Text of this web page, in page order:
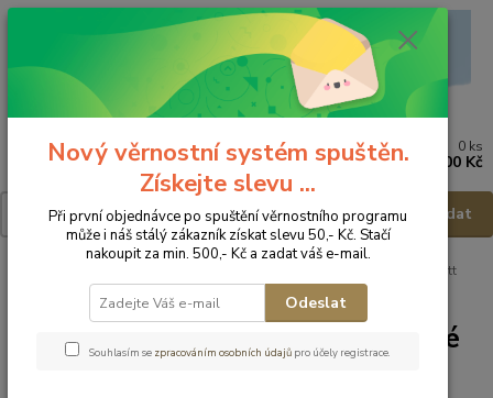
Menu
Hledat
0 ks
0,00 Kč
Scarlett
Dětské povlečení 3dílné - 120x90cm/40x60cm
Scarlett Dětské povlečení 3dílné
- 120x90cm/40x60cm
Nový věrnostní systém spuštěn.
Získejte slevu ...
Při první objednávce po spuštění věrnostního programu
může i náš stálý zákazník získat slevu 50,- Kč. Stačí
nakoupit za min. 500,- Kč a zadat váš e-mail.
Odeslat
Souhlasím se zpracováním osobních údajů pro účely registrace.